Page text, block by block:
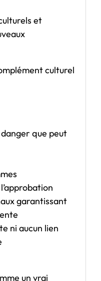
et
culturel
que peut
garantissant
ni aucun lien
un vrai